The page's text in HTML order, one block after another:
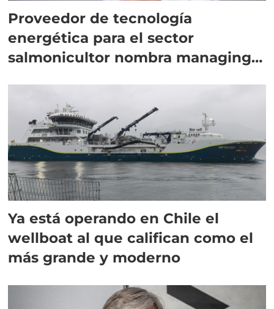
Proveedor de tecnología
energética para el sector
salmonicultor nombra managing
Ya está operando en Chile el
wellboat al que califican como el
más grande y moderno